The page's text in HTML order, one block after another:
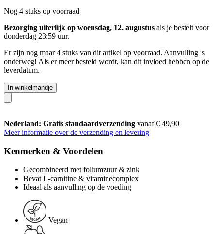
Nog 4 stuks op voorraad
Bezorging uiterlijk op woensdag, 12. augustus als je bestelt voor
donderdag 23:59 uur.
Er zijn nog maar 4 stuks van dit artikel op voorraad. Aanvulling is
onderweg! Als er meer besteld wordt, kan dit invloed hebben op de
leverdatum.
In winkelmandje
Nederland: Gratis standaardverzending vanaf € 49,90
Meer informatie over de verzending en levering
Kenmerken & Voordelen
Gecombineerd met foliumzuur & zink
Bevat L-carnitine & vitaminecomplex
Ideaal als aanvulling op de voeding
Vegan